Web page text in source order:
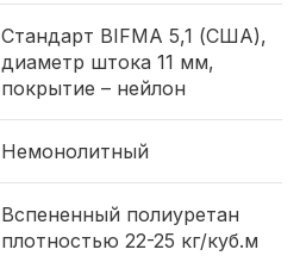
Стандарт BIFMA 5,1 (США),
диаметр штока 11 мм,
покрытие – нейлон
Немонолитный
Вспененный полиуретан
плотностью 22-25 кг/куб.м